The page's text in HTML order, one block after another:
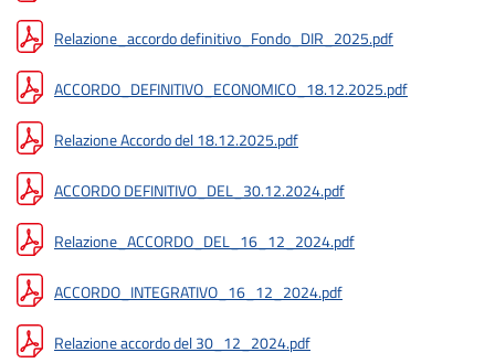
Relazione_accordo definitivo_Fondo_DIR_2025.pdf
ACCORDO_DEFINITIVO_ECONOMICO_18.12.2025.pdf
Relazione Accordo del 18.12.2025.pdf
ACCORDO DEFINITIVO_DEL_30.12.2024.pdf
Relazione_ACCORDO_DEL_16_12_2024.pdf
ACCORDO_INTEGRATIVO_16_12_2024.pdf
Relazione accordo del 30_12_2024.pdf